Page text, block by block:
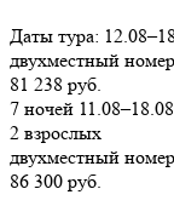
Даты тура:
двухместный
81 238 руб.
7 ночей 11.08–18.08
2 взрослых
двухместный
86 300 руб.